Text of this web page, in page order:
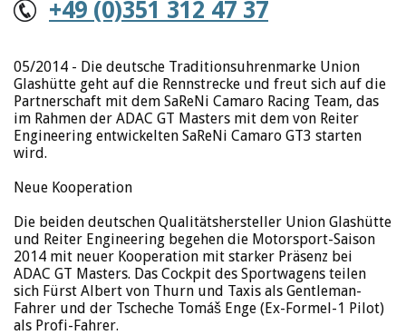
+49 (0)351 312 47 37
05/2014 - Die deutsche Traditionsuhrenmarke Union
Glashütte geht auf die Rennstrecke und freut sich auf die
Partnerschaft mit dem SaReNi Camaro Racing Team, das
im Rahmen der ADAC GT Masters mit dem von Reiter
Engineering entwickelten SaReNi Camaro GT3 starten
wird.
Neue Kooperation
Die beiden deutschen Qualitätshersteller Union Glashütte
und Reiter Engineering begehen die Motorsport-Saison
2014 mit neuer Kooperation mit starker Präsenz bei
ADAC GT Masters. Das Cockpit des Sportwagens teilen
sich Fürst Albert von Thurn und Taxis als Gentleman-
Fahrer und der Tscheche Tomáš Enge (Ex-Formel-1 Pilot)
als Profi-Fahrer.